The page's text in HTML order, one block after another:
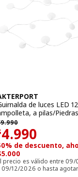
de luces LED 12
a pilas/
9.990
9990
4.990$ 4990
de descuento,
precio es válido entre
09/12/2026 o hasta